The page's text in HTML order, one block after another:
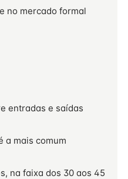
no mercado formal
entradas e saídas
a mais comum
na faixa dos 30 aos 45